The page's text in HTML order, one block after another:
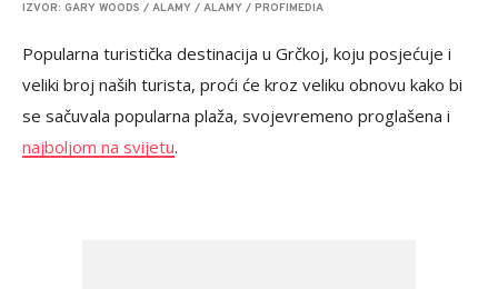
IZVOR: GARY WOODS / ALAMY / ALAMY / PROFIMEDIA
Popularna turistička destinacija u Grčkoj, koju posjećuje i
veliki broj naših turista, proći će kroz veliku obnovu kako bi
se sačuvala popularna plaža, svojevremeno proglašena i
najboljom na svijetu.